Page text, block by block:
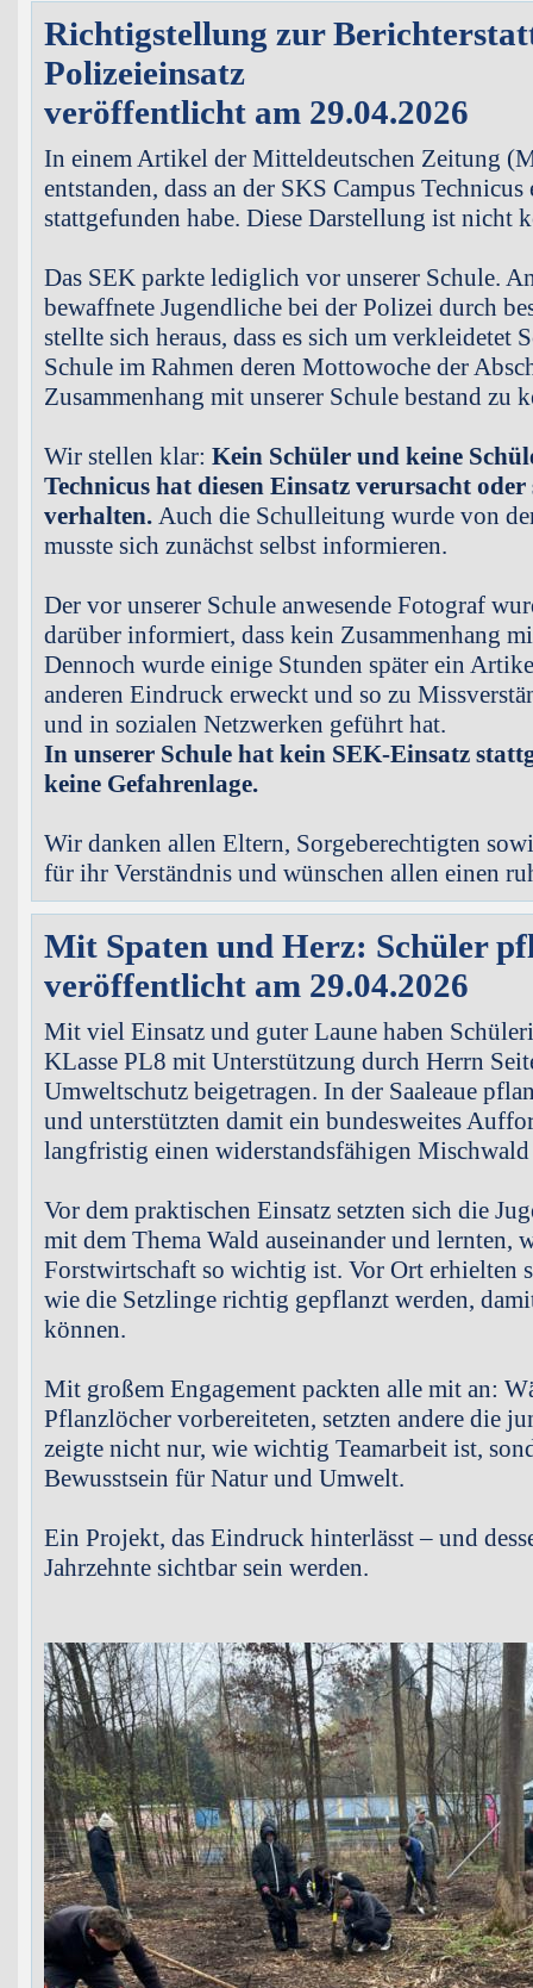
Richtigstellung zur
Polizeieinsatz
veröffentlicht am 29.04.2026
In einem Artikel der Mitteldeutschen Zeitung
entstanden, dass an der SKS Campus
stattgefunden habe. Diese Darstellung ist nicht
Das SEK parkte lediglich vor unserer Schule.
bewaffnete Jugendliche bei der Polizei durch
stellte sich heraus, dass es sich um verkleidetet
Schule im Rahmen deren Mottowoche der
Zusammenhang mit unserer Schule bestand zu
Wir stellen klar: Kein Schüler und keine
Technicus hat diesen Einsatz verursacht oder
verhalten.Auch die Schulleitung wurde von
musste sich zunächst selbst informieren.
Der vor unserer Schule anwesende Fotograf
darüber informiert, dass kein Zusammenhang
Dennoch wurde einige Stunden später ein
anderen Eindruck erweckt und so zu
und in sozialen Netzwerken geführt hat.
In unserer Schule hat kein SEK-Einsatz
keine Gefahrenlage.
Wir danken allen Eltern, Sorgeberechtigten
für ihr Verständnis und wünschen allen einen
Mit Spaten und Herz: Schüler
veröffentlicht am 29.04.2026
Mit viel Einsatz und guter Laune haben
KLasse PL8 mit Unterstützung durch Herrn
Umweltschutz beigetragen. In der Saaleaue
und unterstützten damit ein bundesweites
langfristig einen widerstandsfähigen Mischwald
Vor dem praktischen Einsatz setzten sich die
mit dem Thema Wald auseinander und lernten,
Forstwirtschaft so wichtig ist. Vor Ort erhielten
wie die Setzlinge richtig gepflanzt werden,
können.
Mit großem Engagement packten alle mit an:
Pflanzlöcher vorbereiteten, setzten andere die
zeigte nicht nur, wie wichtig Teamarbeit ist,
Bewusstsein für Natur und Umwelt.
Ein Projekt, das Eindruck hinterlässt – und
Jahrzehnte sichtbar sein werden.